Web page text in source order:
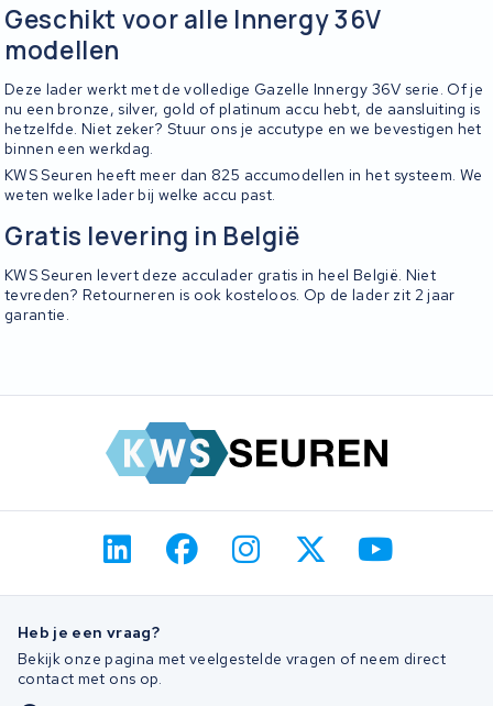
Geschikt voor alle Innergy 36V
modellen
Deze lader werkt met de volledige Gazelle Innergy 36V serie. Of je
nu een bronze, silver, gold of platinum accu hebt, de aansluiting is
hetzelfde. Niet zeker? Stuur ons je accutype en we bevestigen het
binnen een werkdag.
KWS Seuren heeft meer dan 825 accumodellen in het systeem. We
weten welke lader bij welke accu past.
Gratis levering in België
KWS Seuren levert deze acculader gratis in heel België. Niet
tevreden? Retourneren is ook kosteloos. Op de lader zit 2 jaar
garantie.
Heb je een vraag?
Bekijk onze pagina met veelgestelde vragen of neem direct
contact met ons op.